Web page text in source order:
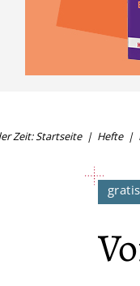
Zeit: Startseite Hefte